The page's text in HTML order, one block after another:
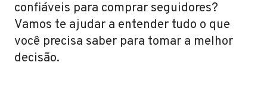
confiáveis para comprar seguidores?
Vamos te ajudar a entender tudo o que
você precisa saber para tomar a melhor
decisão.